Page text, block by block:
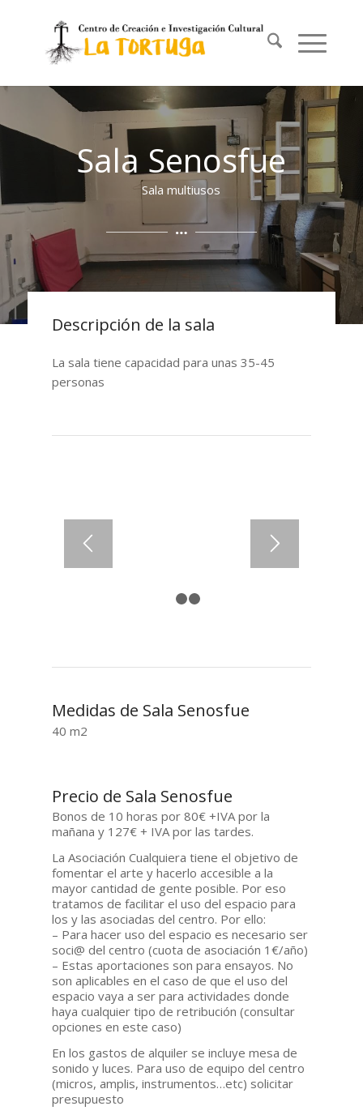
Sala Senosfue
Sala multiusos
Descripción de la sala
La sala tiene capacidad para unas 35-45
personas
Medidas de Sala Senosfue
40 m2
Precio de Sala Senosfue
Bonos de 10 horas por 80€ +IVA por la
mañana y 127€ + IVA por las tardes.
La Asociación Cualquiera tiene el objetivo de
fomentar el arte y hacerlo accesible a la
mayor cantidad de gente posible. Por eso
tratamos de facilitar el uso del espacio para
los y las asociadas del centro. Por ello:
– Para hacer uso del espacio es necesario ser
soci@ del centro (cuota de asociación 1€/año)
– Estas aportaciones son para ensayos. No
son aplicables en el caso de que el uso del
espacio vaya a ser para actividades donde
haya cualquier tipo de retribución (consultar
opciones en este caso)
En los gastos de alquiler se incluye mesa de
sonido y luces. Para uso de equipo del centro
(micros, amplis, instrumentos…etc) solicitar
presupuesto